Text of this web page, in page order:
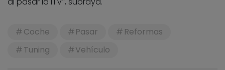
Coche Pasar
Reformas
Tuning
Vehículo